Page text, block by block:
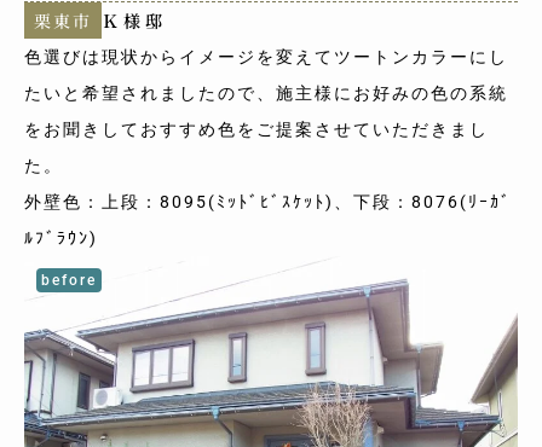
栗東市 Ｋ様邸
色選びは現状からイメージを変えてツートンカラーにし
たいと希望されましたので、施主様にお好みの色の系統
をお聞きしておすすめ色をご提案させていただきまし
た。
外壁色：上段：8095(ﾐｯﾄﾞﾋﾞｽｹｯﾄ)、下段：8076(ﾘｰｶﾞ
ﾙﾌﾞﾗｳﾝ)
before